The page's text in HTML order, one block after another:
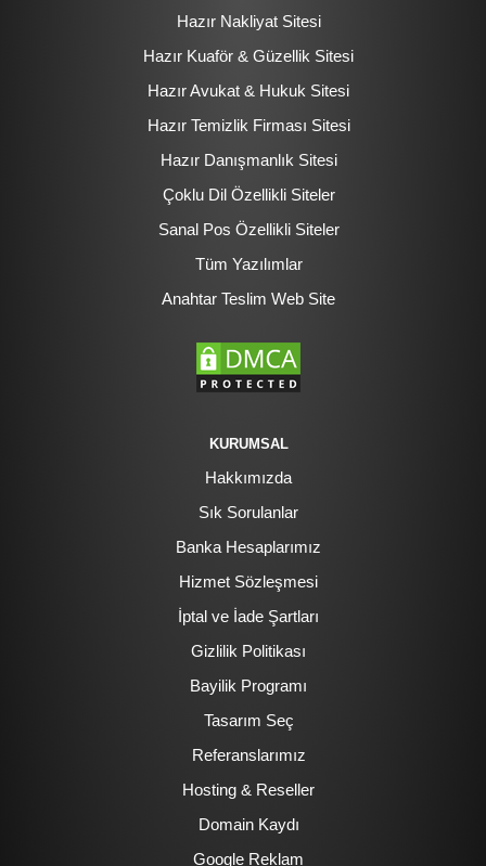
Hazır Nakliyat Sitesi
Hazır Kuaför & Güzellik Sitesi
Hazır Avukat & Hukuk Sitesi
Hazır Temizlik Firması Sitesi
Hazır Danışmanlık Sitesi
Çoklu Dil Özellikli Siteler
Sanal Pos Özellikli Siteler
Tüm Yazılımlar
Anahtar Teslim Web Site
KURUMSAL
Hakkımızda
Sık Sorulanlar
Banka Hesaplarımız
Hizmet Sözleşmesi
İptal ve İade Şartları
Gizlilik Politikası
Bayilik Programı
Tasarım Seç
Referanslarımız
Hosting & Reseller
Domain Kaydı
Google Reklam